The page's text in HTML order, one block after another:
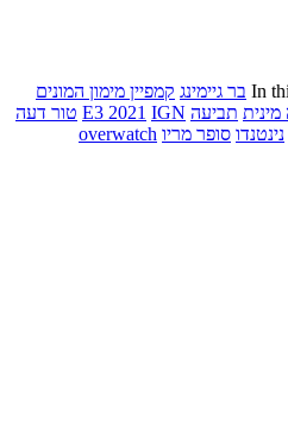
In בר גיימינג קמפיין מימון המונים
תביעה E3 2021 IGN
טור דעה
נינטנדו סופר מריו overwatch